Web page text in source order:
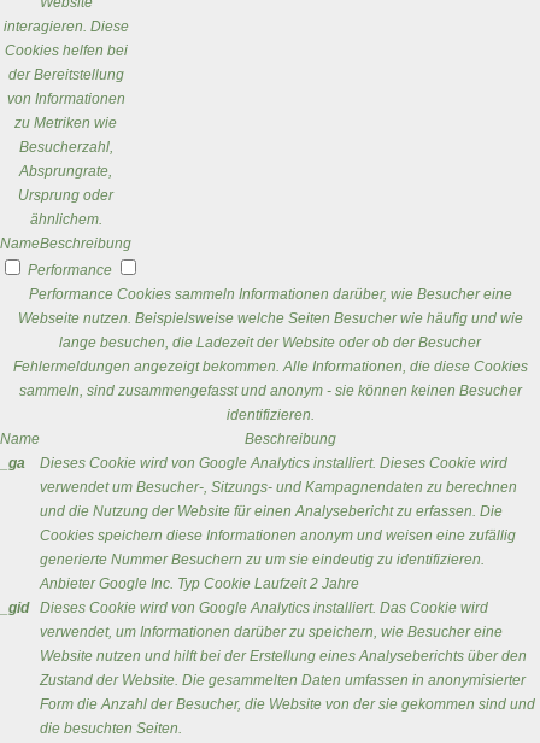
interagieren. Diese
Cookies helfen bei
der Bereitstellung
von Informationen
zu Metriken wie
Besucherzahl,
Absprungrate,
Ursprung oder
ähnlichem.
NameBeschreibung
Performance
Performance Cookies sammeln Informationen darüber, wie Besucher eine
Webseite nutzen. Beispielsweise welche Seiten Besucher wie häufig und wie
lange besuchen, die Ladezeit der Website oder ob der Besucher
Fehlermeldungen angezeigt bekommen. Alle Informationen, die diese Cookies
sammeln, sind zusammengefasst und anonym - sie können keinen Besucher
identifizieren.
Name
Beschreibung
_ga
Dieses Cookie wird von Google Analytics installiert. Dieses Cookie wird
verwendet um Besucher-, Sitzungs- und Kampagnendaten zu berechnen
und die Nutzung der Website für einen Analysebericht zu erfassen. Die
Cookies speichern diese Informationen anonym und weisen eine zufällig
generierte Nummer Besuchern zu um sie eindeutig zu identifizieren.
Anbieter Google Inc. Typ Cookie Laufzeit 2 Jahre
_gid
Dieses Cookie wird von Google Analytics installiert. Das Cookie wird
verwendet, um Informationen darüber zu speichern, wie Besucher eine
Website nutzen und hilft bei der Erstellung eines Analyseberichts über den
Zustand der Website. Die gesammelten Daten umfassen in anonymisierter
Form die Anzahl der Besucher, die Website von der sie gekommen sind und
die besuchten Seiten.